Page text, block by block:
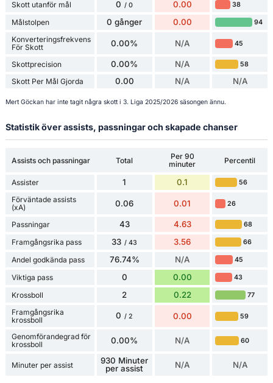
Skott utanför mål 0 / 0 0.00 38
Målstolpen 0 gånger 0.00 94
Konverteringsfrekvens
För Skott
0.00% N/A 45
Skottprecision 0.00% N/A 58
Skott Per Mål Gjorda 0.00 N/A N/A
Mert Göckan har inte tagit några skott i 3. Liga 2025/2026 säsongen ännu.
Statistik över assists, passningar och skapade chanser
Assists och passningar Total
Per 90
minuter
Percentil
Assister 1 0.1 56
Förväntade assists
(xA)
0.06 0.01 26
Passningar 43 4.63 68
Framgångsrika pass 33 / 43 3.56 66
Andel godkända pass 76.74% N/A 45
Viktiga pass 0 0.00 43
Krossboll 2 0.22 77
Framgångsrika
krossboll
0 / 2 0.00 59
Genomförandegrad för
krossboll
0.00% N/A 60
Minuter per assist
930 Minuter
per assist
N/A N/A